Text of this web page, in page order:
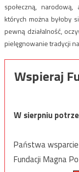
społeczną,
których można byłoby
pewną działalność,
pielęgnowanie tradycji
Wspieraj
W sierpniu
Państwa
Fundacji Magna